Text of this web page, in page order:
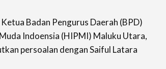
Badan Pengurus Daerah (BPD)
Indoensia (HIPMI) Maluku Utara,
persoalan dengan Saiful Latara